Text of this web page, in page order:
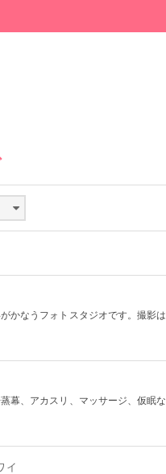
かなうフォトスタジオです。撮影は
幕、アカスリ、マッサージ、仮眠な
イ